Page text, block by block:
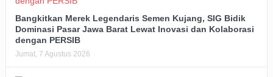
Bangkitkan Merek Legendaris Semen Kujang, SIG Bidik
Dominasi Pasar Jawa Barat Lewat Inovasi dan Kolaborasi
dengan PERSIB
Jumat, 7 Agustus 2026